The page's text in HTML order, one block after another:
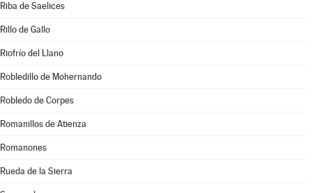
Riba de Saelices
Rillo de Gallo
Riofrío del Llano
Robledillo de Mohernando
Robledo de Corpes
Romanillos de Atienza
Romanones
Rueda de la Sierra